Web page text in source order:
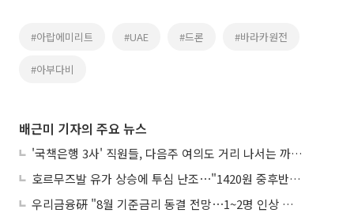
#아랍에미리트 #UAE #드론 #바라카원전
#아부다비
배근미 기자의 주요 뉴스
'국책은행 3사' 직원들, 다음주 여의도 거리 나서는 까닭은
호르무즈발 유가 상승에 투심 난조⋯"1420원 중후반 등락"
우리금융硏 "8월 기준금리 동결 전망⋯1~2명 인상 소수의견 낼 것"